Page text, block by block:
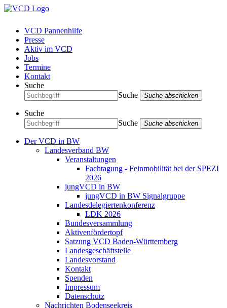
VCD Pannenhilfe
Presse
Aktiv im VCD
Jobs
Termine
Kontakt
Suche
Suche
Suche abschicken
Suche
Suche
Suche abschicken
Der VCD in BW
Landesverband BW
Veranstaltungen
Fachtagung - Feinmobilität bei der SPEZI
2026
jungVCD in BW
jungVCD in BW Signalgruppe
Landesdelegiertenkonferenz
LDK 2026
Bundesversammlung
Aktivenfördertopf
Satzung VCD Baden-Württemberg
Landesgeschäftstelle
Landesvorstand
Kontakt
Spenden
Impressum
Datenschutz
Nachrichten Bodenseekreis